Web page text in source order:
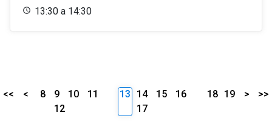
13:30 a 14:30
<< < 8 9 10
11
12
13 14 15
16
17
18 19 > >>